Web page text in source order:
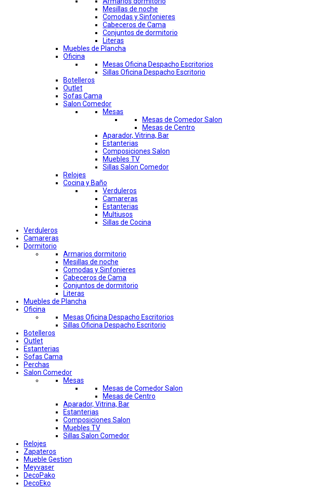
Mesillas de noche
Comodas y Sinfonieres
Cabeceros de Cama
Conjuntos de dormitorio
Literas
Muebles de Plancha
Oficina
Mesas Oficina Despacho Escritorios
Sillas Oficina Despacho Escritorio
Botelleros
Outlet
Sofas Cama
Salon Comedor
Mesas
Mesas de Comedor Salon
Mesas de Centro
Aparador, Vitrina, Bar
Estanterias
Composiciones Salon
Muebles TV
Sillas Salon Comedor
Relojes
Cocina y Baño
Verduleros
Camareras
Estanterias
Multiusos
Sillas de Cocina
Verduleros
Camareras
Dormitorio
Armarios dormitorio
Mesillas de noche
Comodas y Sinfonieres
Cabeceros de Cama
Conjuntos de dormitorio
Literas
Muebles de Plancha
Oficina
Mesas Oficina Despacho Escritorios
Sillas Oficina Despacho Escritorio
Botelleros
Outlet
Estanterias
Sofas Cama
Perchas
Salon Comedor
Mesas
Mesas de Comedor Salon
Mesas de Centro
Aparador, Vitrina, Bar
Estanterias
Composiciones Salon
Muebles TV
Sillas Salon Comedor
Relojes
Zapateros
Mueble Gestion
Meyvaser
DecoPako
DecoEko